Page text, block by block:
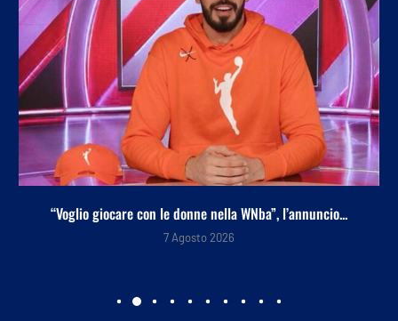
“Voglio giocare con le donne nella WNba”, l’annuncio...
7 Agosto 2026